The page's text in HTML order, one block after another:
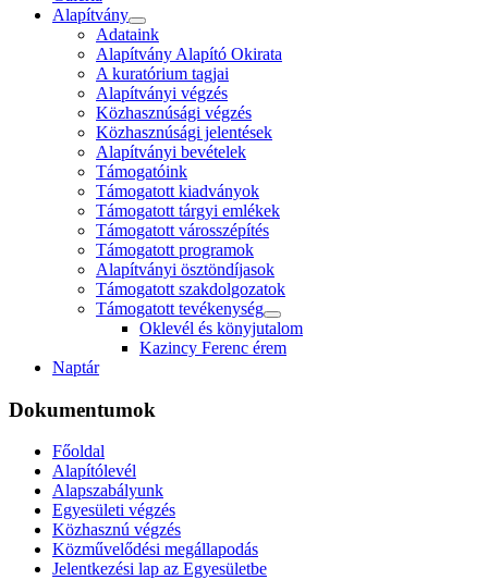
Alapítvány
Adataink
Alapítvány Alapító Okirata
A kuratórium tagjai
Alapítványi végzés
Közhasznúsági végzés
Közhasznúsági jelentések
Alapítványi bevételek
Támogatóink
Támogatott kiadványok
Támogatott tárgyi emlékek
Támogatott városszépítés
Támogatott programok
Alapítványi ösztöndíjasok
Támogatott szakdolgozatok
Támogatott tevékenység
Oklevél és könyjutalom
Kazincy Ferenc érem
Naptár
Dokumentumok
Főoldal
Alapítólevél
Alapszabályunk
Egyesületi végzés
Közhasznú végzés
Közművelődési megállapodás
Jelentkezési lap az Egyesületbe